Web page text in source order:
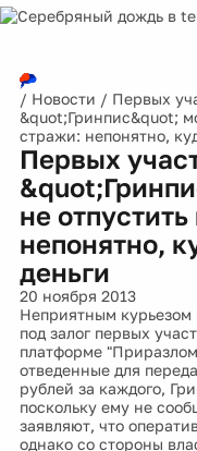
/ Новости / Первых
&quot;Гринпис&quot;
стражи: непонятно,
Первых
не
непонятно,
деньги
20 ноября 2013
Неприятным курьезом
под залог первых
платформе
отведенные для
рублей за каждого,
поскольку ему не
заявляют, что
однако со стороны